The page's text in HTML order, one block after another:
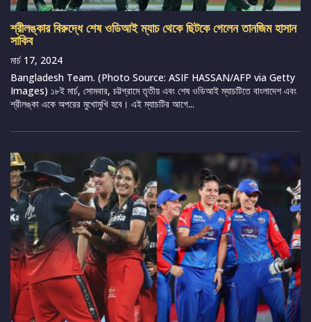
শ্রীলঙ্কার বিরুদ্ধে শেষ ওডিআই ম্যাচ থেকে ছিটকে গেলেন তানজিম হাসান
সাকিব
মার্চ 17, 2024
Bangladesh Team. (Photo Source: ASIF HASSAN/AFP via Getty
Images) ১৮ই মার্চ, সোমবার, চট্টগ্রামে তৃতীয় এবং শেষ ওডিআই ম্যাচটিতে বাংলাদেশ এবং
শ্রীলঙ্কা একে অপরের মুখোমুখি হবে। এই ম্যাচটির আগে...